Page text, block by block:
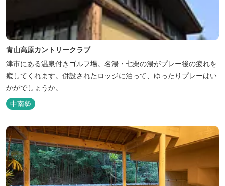
青山高原カントリークラブ
津市にある温泉付きゴルフ場。名湯・七栗の湯がプレー後の疲れを
癒してくれます。併設されたロッジに泊って、ゆったりプレーはい
かがでしょうか。
中南勢